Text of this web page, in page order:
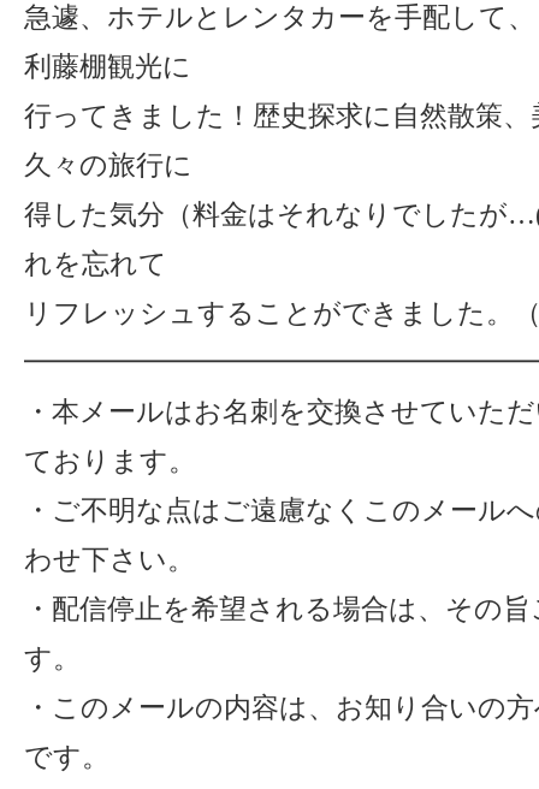
急遽、ホテルとレンタカーを手配して
利藤棚観光に
行ってきました！歴史探求に自然散策
久々の旅行に
得した気分（料金はそれなりでしたが
れを忘れて
リフレッシュすることができました。
・本メールはお名刺を交換させていた
ております。
・ご不明な点はご遠慮なくこのメール
わせ下さい。
・配信停止を希望される場合は、その
す。
・このメールの内容は、お知り合いの
です。